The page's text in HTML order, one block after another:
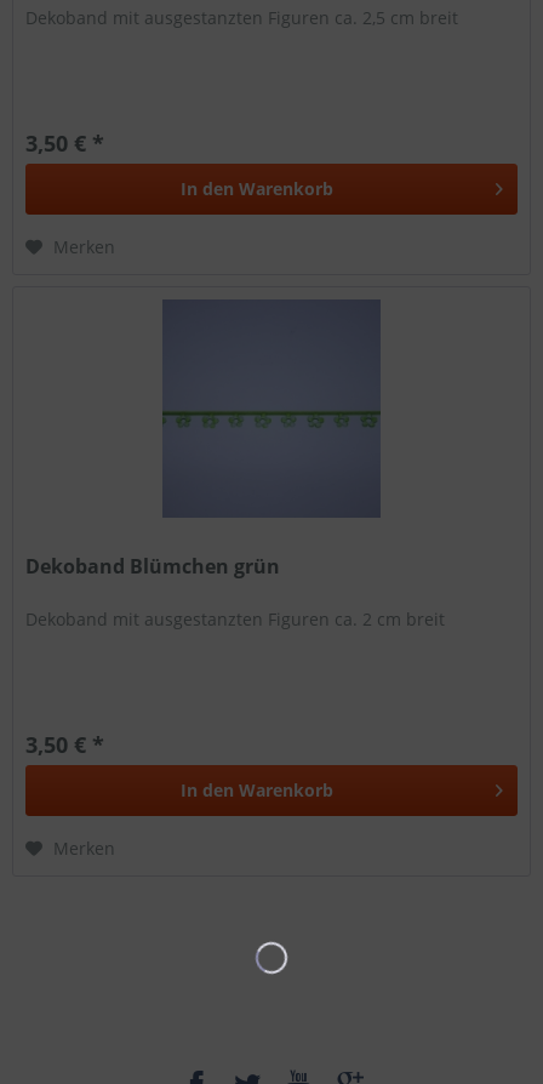
Dekoband mit ausgestanzten Figuren ca. 2,5 cm breit
3,50 € *
In den Warenkorb
Merken
Dekoband Blümchen grün
Dekoband mit ausgestanzten Figuren ca. 2 cm breit
3,50 € *
In den Warenkorb
Merken